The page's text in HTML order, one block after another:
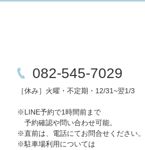
082-545-7029
［休み］火曜・不定期・12/31~翌1/3
※LINE予約で1時間前まで
予約確認や問い合わせ可能。
※直前は、電話にてお問合せください。
※駐車場利用については